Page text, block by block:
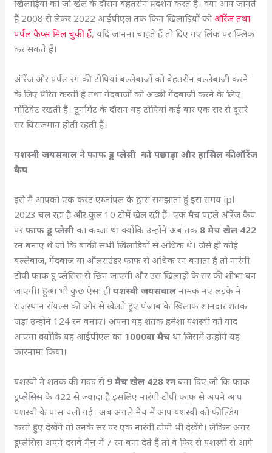
खिलाड़ियों को जो खेल के दौरान बेहतरीन प्रदर्शन करते हैं। क्या आप जानते
हैं 2008 से लेकर 2022 आईपीएल तक किन खिलाड़ियों कोऑरेंज तथा
पर्पल कैप्स मिल चुकी हैं, यदि जानना चाहते हैं तो दिए गए लिंक पर क्लिक
कर सकते हैं।
ऑरेंज और पर्पल रंग की टोपियां बल्लेबाजों को बेहतरीन बल्लेबाजी करने
के लिए प्रेरित करती है तथा गेंदबाजों को अच्छी गेंदबाजी करने के लिए
मोटिवेट रखती हैं। टूर्नामेंट के दौरान यह टोपियां कई बार एक सर से दूसरे
सर विराजमान होती रहती हैं।
यशस्वी जयसवाल ने फाफ डू प्लेसी को पछाड़ा और हासिल की ऑरेंज
कैप
इसे मैं आपको एक करंट एग्जांपल के द्वारा समझाता हूं इस समय ipl
2023 चल रहा है और कुल 10 टीमें खेल रही हैं। एक मैच पहले ऑरेंज कैप
परफाफ डू प्लेसी का कब्जा था क्योंकि उन्होंने अब तक 8 मैच खेल 422
रन बनाए थे जो कि बाकी सभी खिलाड़ियों से अधिक थे। जैसे ही कोई
बल्लेबाज, गेंदबाज़ या ऑलराउंडर फाफ से अधिक रन बनाता है तो नारंगी
टोपी फाफ डू प्लेसिस से छिन जाएगी और उस खिलाड़ी के सर की शोभा बन
जाएगी। हुआ भी कुछ ऐसा हीयशस्वी जयसवाल नामक नए लड़के ने
राजस्थान रॉयल्स की ओर से खेलते हुए पंजाब के खिलाफ शानदार शतक
जड़ा उन्होंने 124 रन बनाए। अपना यह शतक हमेशा यशस्वी को याद
आएगा क्योंकि यह आईपीएल का 1000वा मैच था जिसमें उन्होंने यह
कारनामा किया।
यशस्वी ने शतक की मदद से 9 मैच खेल 428 रन बना दिए जो कि फाफ
डूप्लेसिस के 422 से ज्यादा है इसलिए नारंगी टोपी फाफ से अपने आप
यशस्वी के पास चली गई। अब अगले मैच में आप यशस्वी को फील्डिंग
करते हुए देखेंगे तो उनके सर पर एक नारंगी टोपी भी देखेंगे। लेकिन अगर
डूप्लेसिस अपने दसवें मैच में 7 रन बना देते हैं तो वे फिर से यशस्वी से आगे